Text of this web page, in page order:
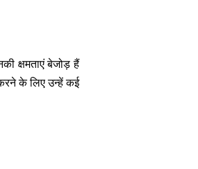
क्षमताएं बेजोड़ हैं
के लिए उन्हें कई